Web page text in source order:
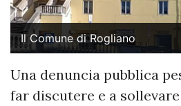
Il Comune di Rogliano
​Una denuncia pubblica
far discutere e a